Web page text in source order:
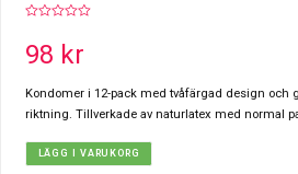
of
5
98 kr
Kondomer i 12-pack med tvåfärgad design och
riktning. Tillverkade av naturlatex med normal
LÄGG I VARUKORG